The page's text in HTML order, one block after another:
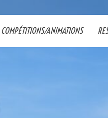
COMPÉTITIONS/ANIMATIONS